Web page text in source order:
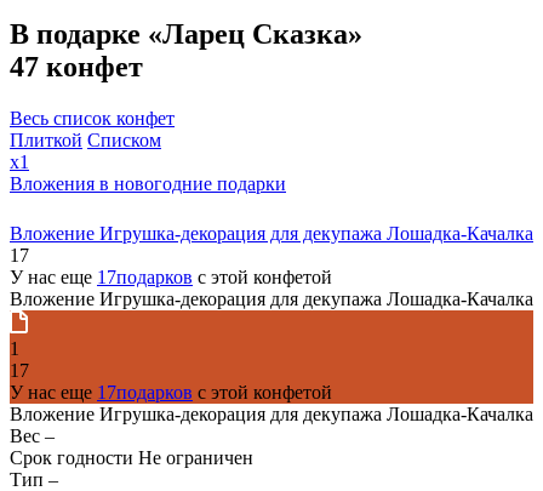
В подарке «Ларец Сказка»
47 конфет
Весь список конфет
Плиткой Списком
x1
Вложения в новогодние подарки
Вложение Игрушка-декорация для декупажа Лошадка-Качалка
17
У нас еще 17подарков с этой конфетой
Вложение Игрушка-декорация для декупажа Лошадка-Качалка
1
17
У нас еще 17подарков с этой конфетой
Вложение Игрушка-декорация для декупажа Лошадка-Качалка
Вес –
Срок годности Не ограничен
Тип –